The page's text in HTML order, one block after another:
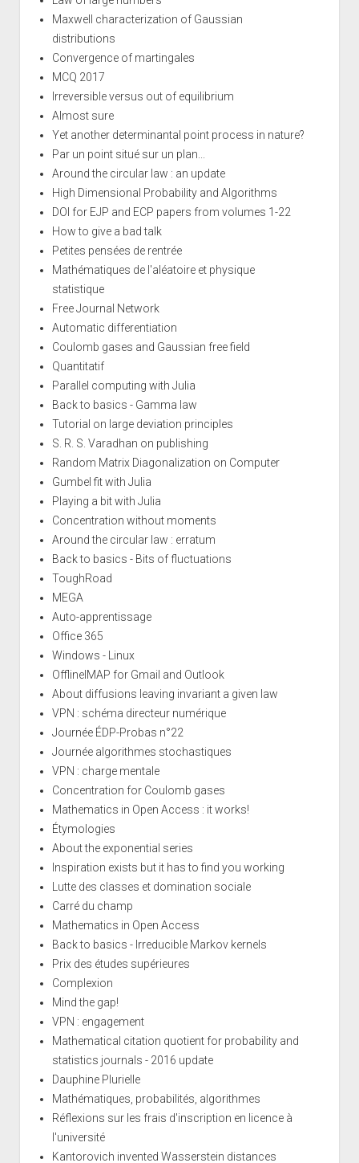
Maxwell characterization of Gaussian
distributions
Convergence of martingales
MCQ 2017
Irreversible versus out of equilibrium
Almost sure
Yet another determinantal point process in nature?
Par un point situé sur un plan...
Around the circular law : an update
High Dimensional Probability and Algorithms
DOI for EJP and ECP papers from volumes 1-22
How to give a bad talk
Petites pensées de rentrée
Mathématiques de l'aléatoire et physique
statistique
Free Journal Network
Automatic differentiation
Coulomb gases and Gaussian free field
Quantitatif
Parallel computing with Julia
Back to basics - Gamma law
Tutorial on large deviation principles
S. R. S. Varadhan on publishing
Random Matrix Diagonalization on Computer
Gumbel fit with Julia
Playing a bit with Julia
Concentration without moments
Around the circular law : erratum
Back to basics - Bits of fluctuations
ToughRoad
MEGA
Auto-apprentissage
Office 365
Windows - Linux
OfflineIMAP for Gmail and Outlook
About diffusions leaving invariant a given law
VPN : schéma directeur numérique
Journée ÉDP-Probas n°22
Journée algorithmes stochastiques
VPN : charge mentale
Concentration for Coulomb gases
Mathematics in Open Access : it works!
Étymologies
About the exponential series
Inspiration exists but it has to find you working
Lutte des classes et domination sociale
Carré du champ
Mathematics in Open Access
Back to basics - Irreducible Markov kernels
Prix des études supérieures
Complexion
Mind the gap!
VPN : engagement
Mathematical citation quotient for probability and
statistics journals - 2016 update
Dauphine Plurielle
Mathématiques, probabilités, algorithmes
Réflexions sur les frais d'inscription en licence à
l'université
Kantorovich invented Wasserstein distances